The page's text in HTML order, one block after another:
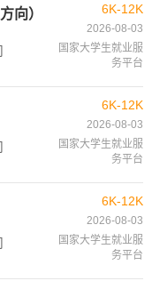
向） 6K-12K
2026-08-03
国家大学生就业服
务平台
6K-12K
2026-08-03
国家大学生就业服
务平台
6K-12K
2026-08-03
国家大学生就业服
务平台